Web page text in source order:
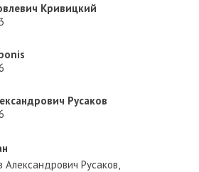
Кривицкий
Русаков
Александрович Русаков